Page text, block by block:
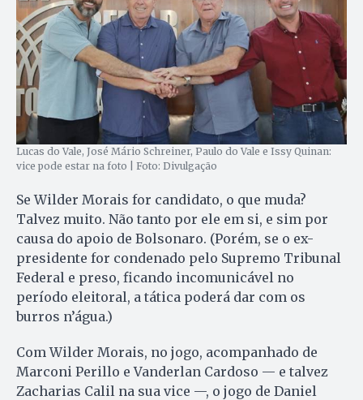
Lucas do Vale, José Mário Schreiner, Paulo do Vale e Issy Quinan:
vice pode estar na foto | Foto: Divulgação
Se Wilder Morais for candidato, o que muda?
Talvez muito. Não tanto por ele em si, e sim por
causa do apoio de Bolsonaro. (Porém, se o ex-
presidente for condenado pelo Supremo Tribunal
Federal e preso, ficando incomunicável no
período eleitoral, a tática poderá dar com os
burros n’água.)
Com Wilder Morais, no jogo, acompanhado de
Marconi Perillo e Vanderlan Cardoso — e talvez
Zacharias Calil na sua vice —, o jogo de Daniel